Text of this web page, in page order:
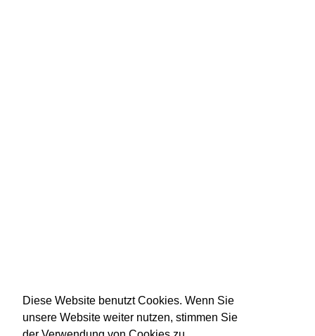
Diese Website benutzt Cookies. Wenn Sie
unsere Website weiter nutzen, stimmen Sie